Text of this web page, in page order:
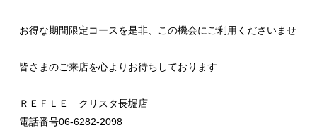
お得な期間限定コースを是非、この機会にご利用くださいませ
皆さまのご来店を心よりお待ちしております
ＲＥＦＬＥ クリスタ長堀店
電話番号06-6282-2098